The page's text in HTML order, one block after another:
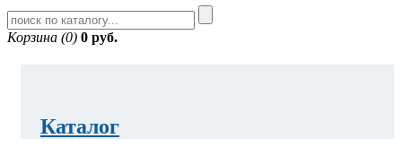
Корзина (0) 0 руб.
Каталог